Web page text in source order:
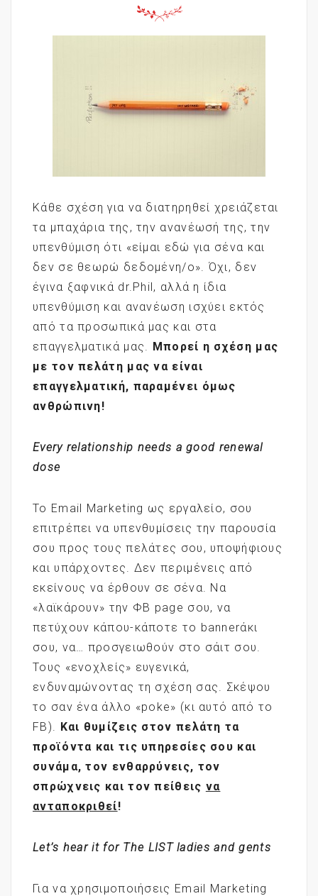
Κάθε σχέση για να διατηρηθεί χρειάζεται
τα μπαχάρια της, την ανανέωσή της, την
υπενθύμιση ότι «είμαι εδώ για σένα και
δεν σε θεωρώ δεδομένη/ο». Όχι, δεν
έγινα ξαφνικά dr.Phil, αλλά η ίδια
υπενθύμιση και ανανέωση ισχύει εκτός
από τα προσωπικά μας και στα
επαγγελματικά μας. Μπορεί η σχέση μας
με τον πελάτη μας να είναι
επαγγελματική, παραμένει όμως
ανθρώπινη!
Every relationship needs a good renewal
dose
Το Email Marketing ως εργαλείο, σου
επιτρέπει να υπενθυμίσεις την παρουσία
σου προς τους πελάτες σου, υποψήφιους
και υπάρχοντες. Δεν περιμένεις από
εκείνους να έρθουν σε σένα. Να
«λαϊκάρουν» την ΦΒ page σου, να
πετύχουν κάπου-κάποτε το bannerάκι
σου, να… προσγειωθούν στο σάιτ σου.
Τους «ενοχλείς» ευγενικά,
ενδυναμώνοντας τη σχέση σας. Σκέψου
το σαν ένα άλλο «poke» (κι αυτό από το
FB). Και θυμίζεις στον πελάτη τα
προϊόντα και τις υπηρεσίες σου και
συνάμα, τον ενθαρρύνεις, τον
σπρώχνεις και τον πείθεις να
ανταποκριθεί!
Let’s hear it for The LIST ladies and gents
Για να χρησιμοποιήσεις Email Marketing